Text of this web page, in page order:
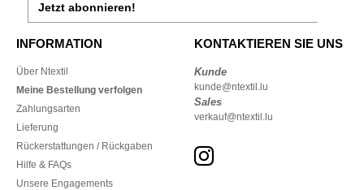
Jetzt abonnieren!
INFORMATION
Über Ntextil
Meine Bestellung verfolgen
Zahlungsarten
Lieferung
Rückerstattungen / Rückgaben
Hilfe & FAQs
Unsere Engagements
KONTAKTIEREN SIE UNS
Kunde
kunde@ntextil.lu
Sales
verkauf@ntextil.lu